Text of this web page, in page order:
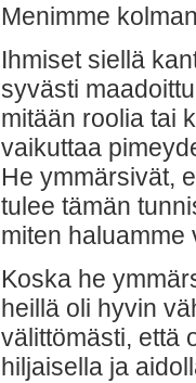
Menimme
Ihmiset siellä
syvästi
mitään roolia tai
vaikuttaa
He ymmärsivät,
tulee tämän
miten haluamme
Koska he
heillä oli hyvin
välittömästi, että
hiljaisella ja